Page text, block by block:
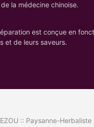
la médecine chinoise.
est conçue en
et de leurs saveurs.
:: Paysanne-